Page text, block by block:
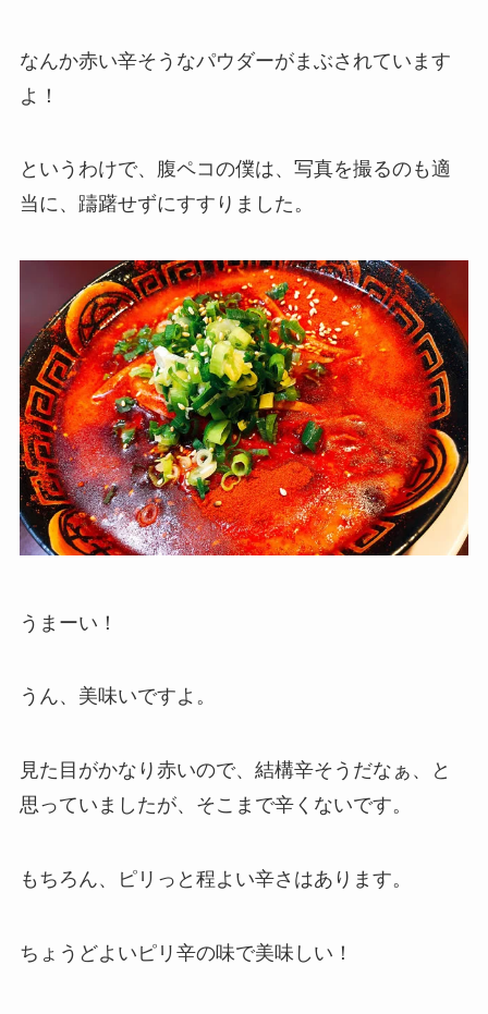
なんか赤い辛そうなパウダーがまぶされています
よ！
というわけで、腹ペコの僕は、写真を撮るのも適
当に、躊躇せずにすすりました。
うまーい！
うん、美味いですよ。
見た目がかなり赤いので、結構辛そうだなぁ、と
思っていましたが、そこまで辛くないです。
もちろん、ピリっと程よい辛さはあります。
ちょうどよいピリ辛の味で美味しい！